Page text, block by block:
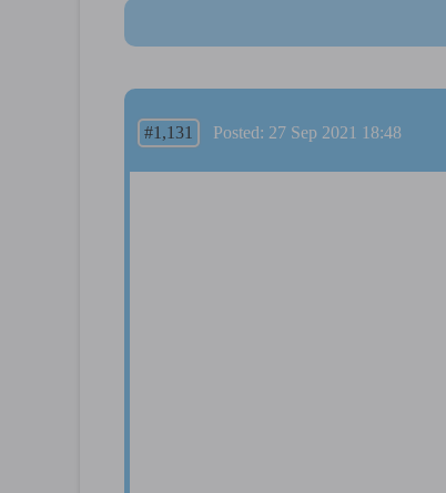
#1,131 Posted: 27 Sep 2021 18:48